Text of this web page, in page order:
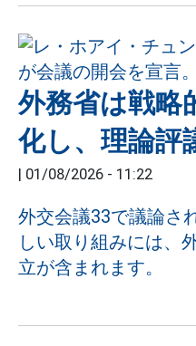
外務省は戦略
化し、理論評
| 01/08/2026 - 11:22
外交会議33で議論さ
しい取り組みには、
立が含まれます。